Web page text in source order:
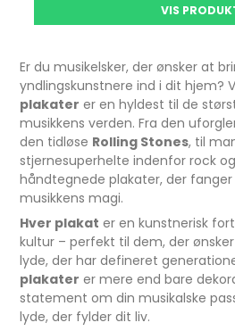
VIS
Er du musikelsker, der ønsker at
yndlingskunstnere ind i dit hjem?
plakater er en hyldest til de
musikkens verden. Fra den
den tidløse Rolling Stones, til
stjernesuperhelte indenfor rock
håndtegnede plakater, der
musikkens magi.
Hver plakat er en kunstnerisk
kultur – perfekt til dem, der
lyde, der har defineret
plakater er mere end bare
statement om din musikalske
lyde, der fylder dit liv.